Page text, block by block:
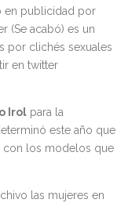
en publicidad por
(Se acabó) es un
por clichés sexuales
en twitter
Irol para la
este año que
con los modelos que
las mujeres en